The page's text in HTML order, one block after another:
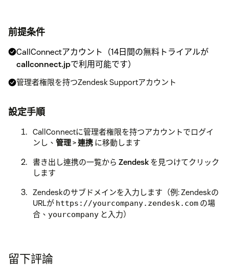
前提条件
CallConnectアカウント（14日間の無料トライアルが
callconnect.jpで利用可能です）
管理者権限を持つZendesk Supportアカウント
設定手順
CallConnectに管理者権限を持つアカウントでログイ
ンし、 管理>連携 に移動します
書き出し連携の一覧から Zendesk を見つけてクリック
します
Zendeskのサブドメインを入力します（例: Zendeskの
URLが https://yourcompany.zendesk.com の場
合、 yourcompany と入力）
業時間外着信）
留下評論